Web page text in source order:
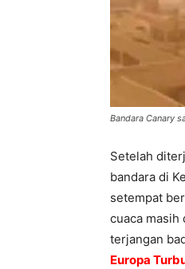
Bandara Canary
Setelah
bandara di
setempat
cuaca
terjangan
Europa